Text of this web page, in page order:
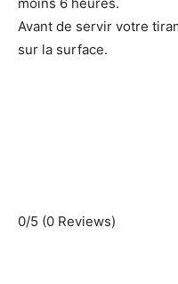
moins 6 heures.
Avant de servir votre
sur la surface.
0/5 (0 Reviews)